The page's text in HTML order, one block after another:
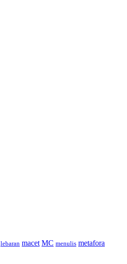
lebaran macet MC menulis metafora